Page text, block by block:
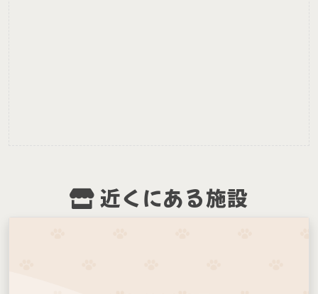
近くにある施設